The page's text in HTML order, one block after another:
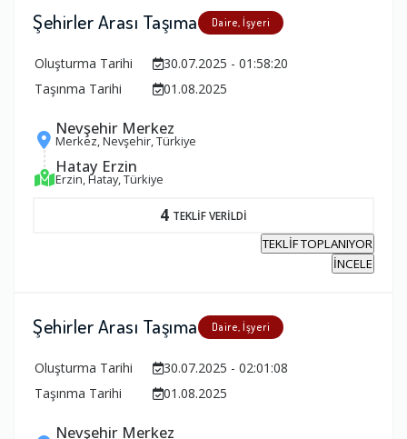
Şehirler Arası Taşıma Daire, İşyeri
Oluşturma Tarihi
30.07.2025 - 01:58:20
Taşınma Tarihi
01.08.2025
Nevşehir Merkez
Merkez, Nevşehir, Türkiye
Hatay Erzin
Erzin, Hatay, Türkiye
4 TEKLİF VERİLDİ
TEKLİF TOPLANIYOR
İNCELE
Şehirler Arası Taşıma Daire, İşyeri
Oluşturma Tarihi
30.07.2025 - 02:01:08
Taşınma Tarihi
01.08.2025
Nevşehir Merkez